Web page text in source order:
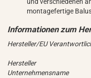
montagefertige
Hersteller/EU
Hersteller
Unternehmensname